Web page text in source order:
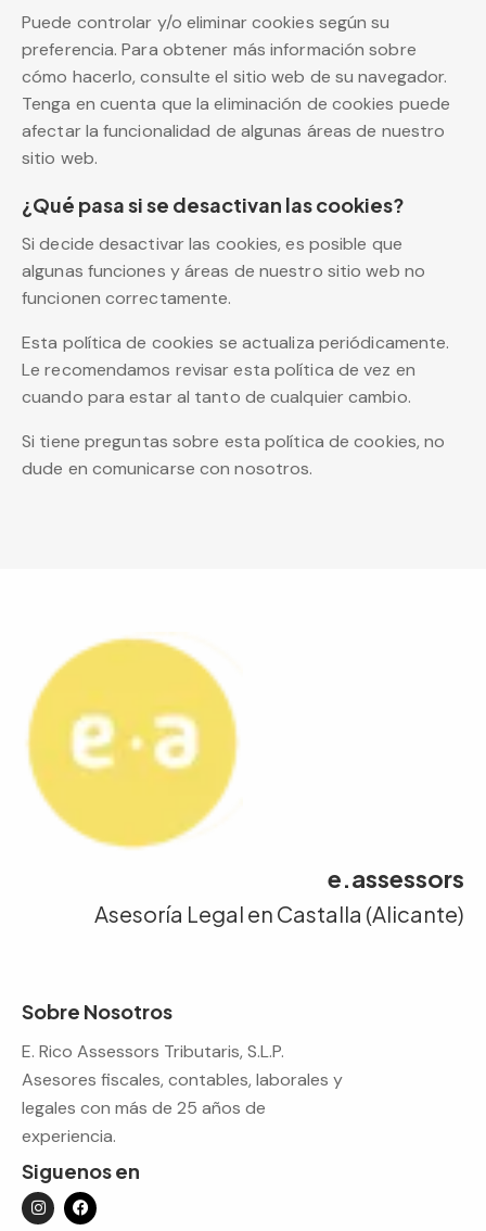
Puede controlar y/o eliminar cookies según su
preferencia. Para obtener más información sobre
cómo hacerlo, consulte el sitio web de su navegador.
Tenga en cuenta que la eliminación de cookies puede
afectar la funcionalidad de algunas áreas de nuestro
sitio web.
¿Qué pasa si se desactivan las cookies?
Si decide desactivar las cookies, es posible que
algunas funciones y áreas de nuestro sitio web no
funcionen correctamente.
Esta política de cookies se actualiza periódicamente.
Le recomendamos revisar esta política de vez en
cuando para estar al tanto de cualquier cambio.
Si tiene preguntas sobre esta política de cookies, no
dude en comunicarse con nosotros.
e.assessors
Asesoría Legal en Castalla (Alicante)
Sobre Nosotros
E. Rico Assessors Tributaris, S.L.P.
Asesores fiscales, contables, laborales y
legales con más de 25 años de
experiencia.
Siguenos en